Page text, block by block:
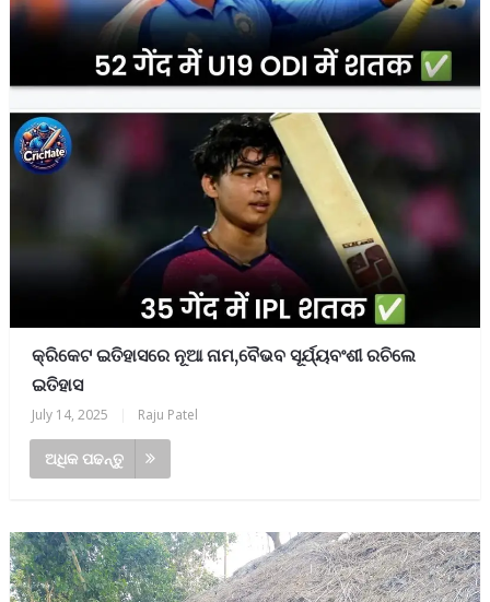
କ୍ରିକେଟ ଇତିହାସରେ ନୂଆ ନାମ,ବୈଭବ ସୂର୍ଯ୍ୟବଂଶୀ ରଚିଲେ
ଇତିହାସ
July 14, 2025 Raju Patel
ଅଧିକ ପଢନ୍ତୁ